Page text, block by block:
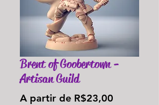
Brent of Goobertown -
Artisan Guild
A partir de R$23,00